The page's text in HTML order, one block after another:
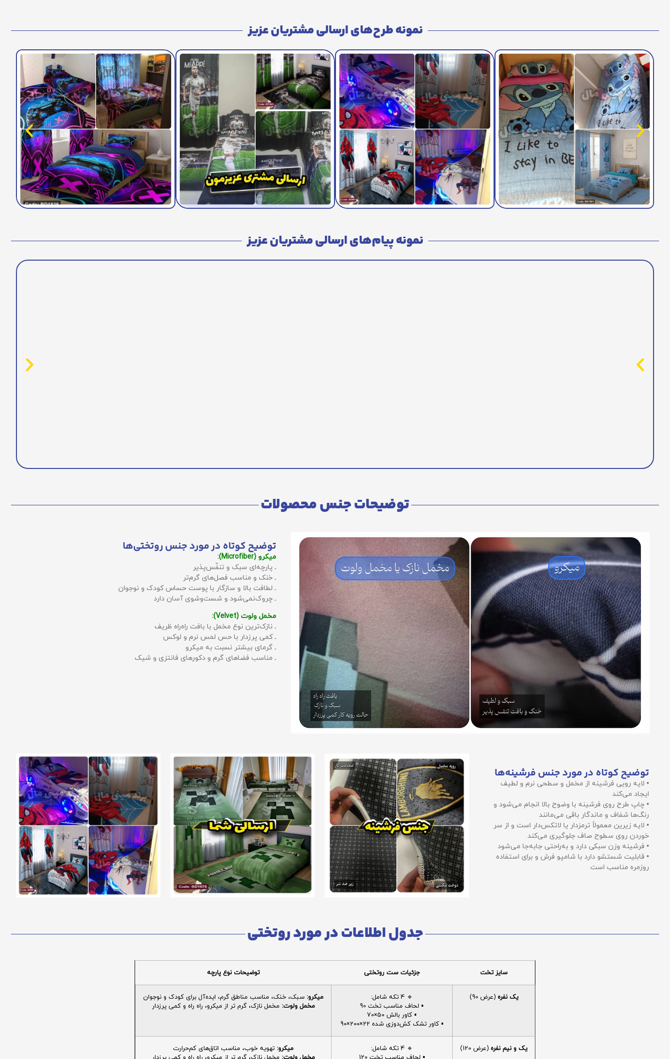
نمونه طرح‌های ارسالی مشتریان عزیز
نمونه پیام‌های ارسالی مشتریان عزیز
توضیحات جنس محصولات
توضیح کوتاه در مورد جنس روتختی‌ها
میکرو (Microfiber):
ـ پارچه‌ای سبک و تنفّس‌پذیر
ـ خنک و مناسب فصل‌های گرم‌تر
ـ لطافت بالا و سازگار با پوست حساس کودک و نوجوان
ـ چروک‌نمی‌شود و شست‌وشوی آسان دارد
مخمل ولوت (Velvet):
ـ نازک‌ترین نوع مخمل با بافت راه‌راه ظریف
ـ کمی پرزدار با حس لمس نرم و لوکس
ـ گرمای بیشتر نسبت به میکرو
ـ مناسب فضاهای گرم و دکورهای فانتزی و شیک
توضیح کوتاه در مورد جنس فرشینه‌ها
• لایه رویی فرشینه از مخمل و سطحی نرم و لطیف
ایجاد می‌کند
• چاپ طرح روی فرشینه با وضوح بالا انجام می‌شود و
رنگ‌ها شفاف و ماندگار باقی می‌مانند
• لایه زیرین معمولاً ترمزدار یا لاتکس‌دار است و از سر
خوردن روی سطوح صاف جلوگیری می‌کند
• فرشینه وزن سبکی دارد و به‌راحتی جابه‌جا می‌شود
• قابلیت شستشو دارد با شامپو فرش و برای استفاده
روزمره مناسب است
جدول اطلاعات در مورد روتختی
سایز تخت جزئیات ست روتختی توضیحات نوع پارچه
یک نفره (عرض 90)
🔹 4 تکه شامل:
▪️ لحاف مناسب تخت 90
▪️ کاور بالش 50×70
▪️ کاور تشک کش‌دوزی شده 22×200×90
میکرو: سبک، خنک، مناسب مناطق گرم، ایده‌آل برای کودک و نوجوان
مخمل ولوت: مخمل نازک، گرم تر از میکرو، راه راه و کمی پرزدار
یک و نیم نفره (عرض 120)
🔹 4 تکه شامل:
میکرو: تهویه خوب، مناسب اتاق‌های کم‌حرارت